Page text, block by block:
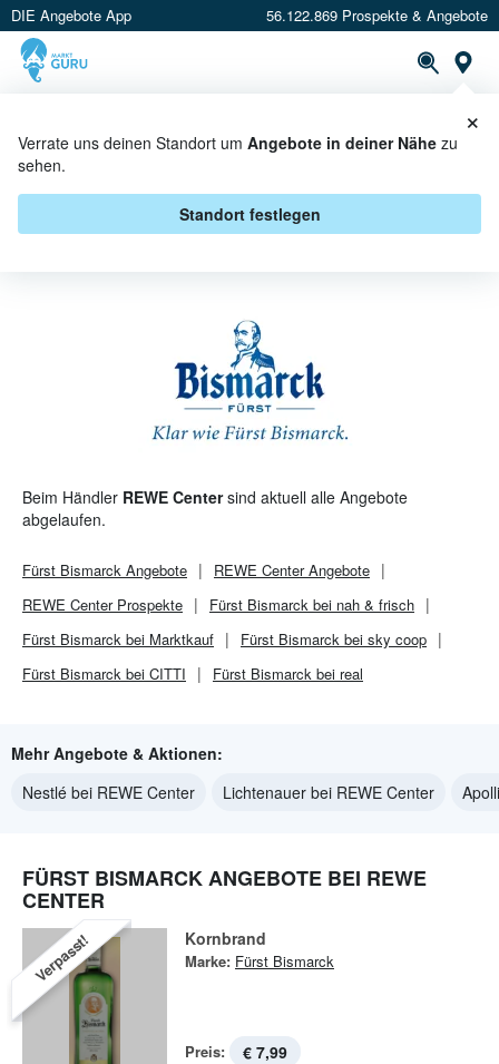
DIE Angebote App 56.122.869 Prospekte & Angebote
Verrate uns deinen Standort um Angebote in deiner Nähe zu
sehen.
Standort festlegen
×
FÜRST BISMARCK BEI REWE
CENTER - ANGEBOTE &
AKTIONEN
Beim Händler REWE Centersind aktuell alle Angebote
abgelaufen.
Fürst Bismarck Angebote REWE CenterAngebote
REWE CenterProspekte
Fürst Bismarck bei nah & frisch
Fürst Bismarck bei Marktkauf
Fürst Bismarck bei sky coop
Fürst Bismarck bei CITTI
Fürst Bismarck bei real
Mehr Angebote & Aktionen:
Nestlé bei REWE Center
Lichtenauer bei REWE Center
FÜRST BISMARCK ANGEBOTE BEI REWE
CENTER
Verpasst! Kornbrand
Marke: Fürst Bismarck
Preis: € 7,99